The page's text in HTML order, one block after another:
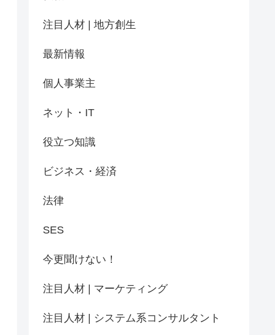
注目人材 | 地方創生
最新情報
個人事業主
ネット・IT
役立つ知識
ビジネス・経済
法律
SES
今更聞けない！
注目人材 | マーケティング
注目人材 | システム系コンサルタント